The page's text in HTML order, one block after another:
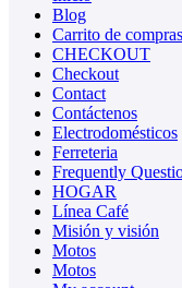
Blog
Carrito de compras
CHECKOUT
Checkout
Contact
Contáctenos
Electrodomésticos
Ferreteria
Frequently
HOGAR
Línea Café
Misión y visión
Motos
Motos